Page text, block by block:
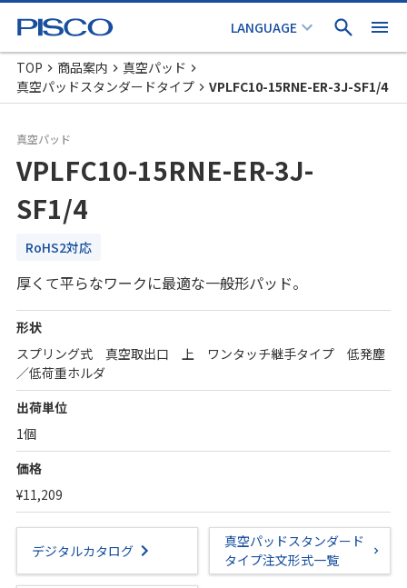
TOP 商品案内
真空パッド
真空パッドスタンダードタイプ
VPLFC10-15RNE-ER-3J-SF1/4
真空パッド
VPLFC10-15RNE-ER-3J-
SF1/4
RoHS2対応
厚くて平らなワークに最適な一般形パッド。
形状
スプリング式 真空取出口 上 ワンタッチ継手タイプ 低発塵
／低荷重ホルダ
出荷単位
1個
価格
¥11,209
デジタルカタログ
真空パッドスタンダード
タイプ注文形式一覧